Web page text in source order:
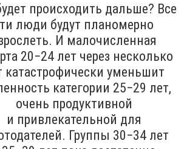
происходить дальше? Все
люди будут планомерно
И малочисленная
20−24 лет через несколько
катастрофически уменьшит
категории 25−29 лет,
очень продуктивной
и привлекательной для
Группы 30−34 лет